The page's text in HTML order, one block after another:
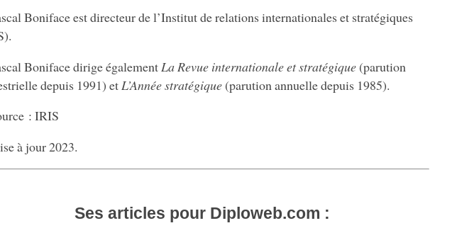
Boniface est directeur de l’Institut de relations internationales et stratégiques
Boniface dirige également La Revue internationale et stratégique(parution
depuis 1991) et L’Année stratégique(parution annuelle depuis 1985).
: IRIS
à jour 2023.
Ses articles pour Diploweb.com :